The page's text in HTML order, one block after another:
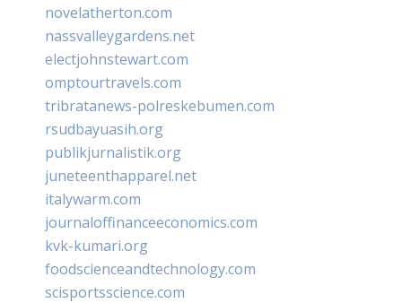
novelatherton.com
nassvalleygardens.net
electjohnstewart.com
omptourtravels.com
tribratanews-polreskebumen.com
rsudbayuasih.org
publikjurnalistik.org
juneteenthapparel.net
italywarm.com
journaloffinanceeconomics.com
kvk-kumari.org
foodscienceandtechnology.com
scisportsscience.com